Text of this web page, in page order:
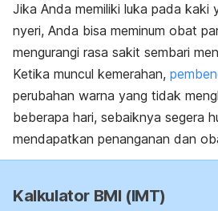
Jika Anda memiliki luka pada kaki
nyeri, Anda bisa meminum obat
mengurangi rasa sakit sembari
Ketika muncul kemerahan,
perubahan warna yang tidak
beberapa hari, sebaiknya segera
mendapatkan penanganan dan
Kalkulator BMI (IMT)